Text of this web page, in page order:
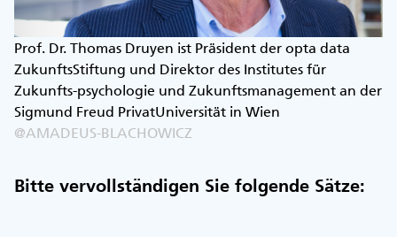
Prof. Dr. Thomas Druyen ist Präsident der opta data
ZukunftsStiftung und Direktor des Institutes für
Zukunfts-psychologie und Zukunftsmanagement an der
Sigmund Freud PrivatUniversität in Wien
@AMADEUS-BLACHOWICZ
Bitte vervollständigen Sie folgende Sätze: